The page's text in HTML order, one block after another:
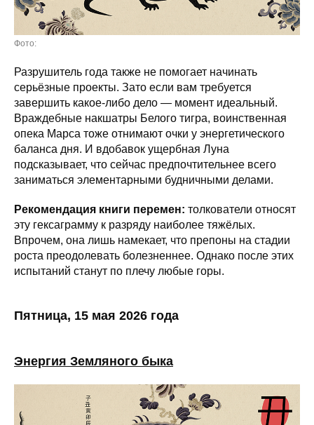
Фото:
Разрушитель года также не помогает начинать
серьёзные проекты. Зато если вам требуется
завершить какое-либо дело — момент идеальный.
Враждебные накшатры Белого тигра, воинственная
опека Марса тоже отнимают очки у энергетического
баланса дня. И вдобавок ущербная Луна
подсказывает, что сейчас предпочтительнее всего
заниматься элементарными будничными делами.
Рекомендация книги перемен: толкователи относят
эту гексаграмму к разряду наиболее тяжёлых.
Впрочем, она лишь намекает, что препоны на стадии
роста преодолевать болезненнее. Однако после этих
испытаний станут по плечу любые горы.
Пятница, 15 мая 2026 года
Энергия Земляного быка